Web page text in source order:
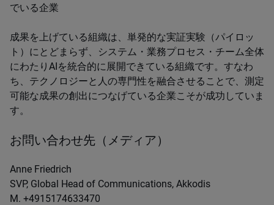
でいる企業
成果を上げている組織は、単発的な実証実験（パイロッ
ト）にとどまらず、システム・業務プロセス・チーム全体
にわたりAIを統合的に展開できている組織です。すなわ
ち、テクノロジーと人の専門性を融合させることで、測定
可能な成果の創出につなげている企業こそが成功していま
す。
お問い合わせ先（メディア）
Anne Friedrich
SVP, Global Head of Communications, Akkodis
M. +4915174633470